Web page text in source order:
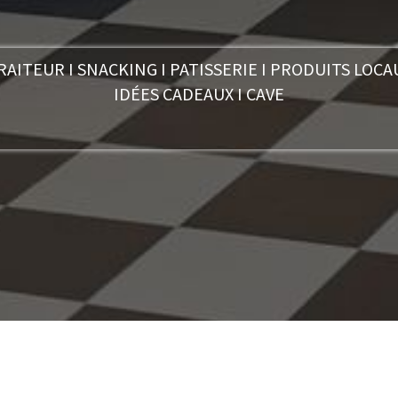
I SNACKING I PATISSERIE I PRODUITS
IDÉES CADEAUX I CAVE